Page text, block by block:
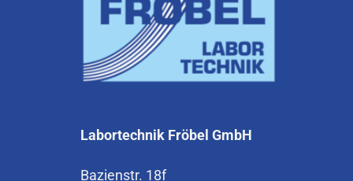
Labortechnik Fröbel GmbH
Bazienstr. 18f